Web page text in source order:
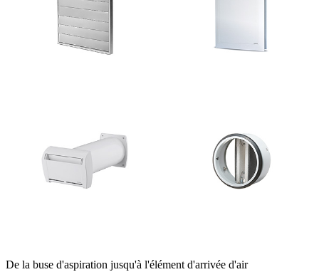
De la buse d'aspiration jusqu'à l'élément d'arrivée d'air